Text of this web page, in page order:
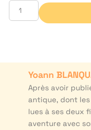
Yoann
Après avoir
antique, dont
lues à ses deux
aventure avec